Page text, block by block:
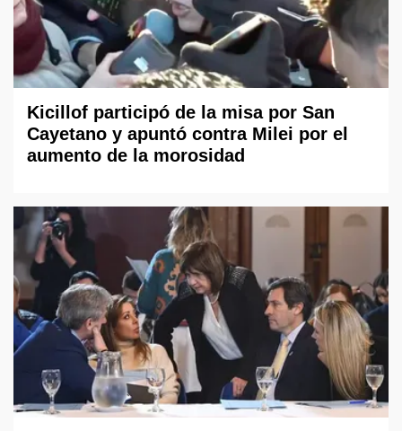
Kicillof participó de la misa por San
Cayetano y apuntó contra Milei por el
aumento de la morosidad